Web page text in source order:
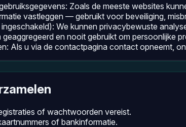
Zoals de meeste websites
vastleggen — gebruikt voor beveiliging,
We kunnen privacybewuste
en nooit gebruikt om persoonlijke
Als u via de contactpagina contact opneemt,
of wachtwoorden vereist.
of bankinformatie.